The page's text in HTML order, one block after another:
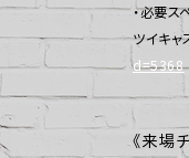
・必要ス
ツイキ
d=5368
《来場